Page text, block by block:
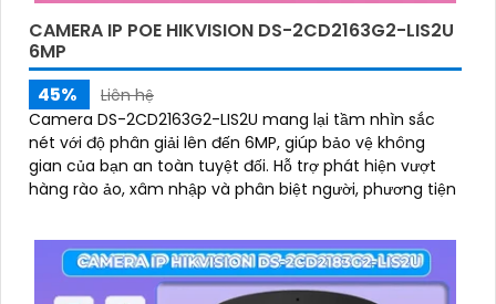
CAMERA IP POE HIKVISION DS-2CD2163G2-LIS2U
6MP
45%
Liên hệ
Camera DS-2CD2163G2-LIS2U mang lại tầm nhìn sắc
nét với độ phân giải lên đến 6MP, giúp bảo vệ không
gian của bạn an toàn tuyệt đối. Hỗ trợ phát hiện vượt
hàng rào ảo, xâm nhập và phân biệt người, phương tiện